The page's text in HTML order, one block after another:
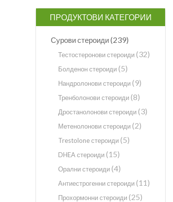
ПРОДУКТОВИ КАТЕГОРИИ
Сурови стероиди(239)
Тестостеронови стероиди(32)
Болденон стероиди(5)
Нандролонови стероиди(9)
Тренболонови стероиди(8)
Дростанолонови стероиди(3)
Метенолонови стероиди(2)
Trestolone стероиди(5)
DHEA стероиди(15)
Орални стероиди(4)
Антиестрогенни стероиди(11)
Прохормонни стероиди(25)